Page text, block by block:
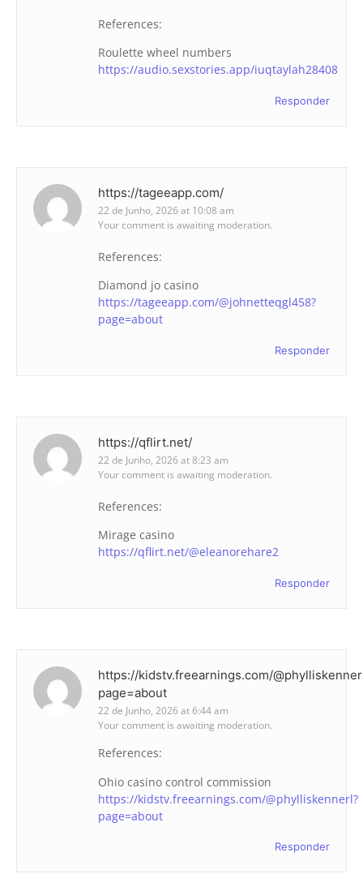
References:
Roulette wheel numbers
https://audio.sexstories.app/iuqtaylah28408
Responder
https://tageeapp.com/
22 de Junho, 2026 at 10:08 am
Your comment is awaiting moderation.
References:
Diamond jo casino
https://tageeapp.com/@johnetteqgl458?
page=about
Responder
https://qflirt.net/
22 de Junho, 2026 at 8:23 am
Your comment is awaiting moderation.
References:
Mirage casino
https://qflirt.net/@eleanorehare2
Responder
https://kidstv.freearnings.com/
page=about
22 de Junho, 2026 at 6:44 am
Your comment is awaiting moderation.
References:
Ohio casino control commission
https://kidstv.freearnings.com/@phylliskennerl?
page=about
Responder